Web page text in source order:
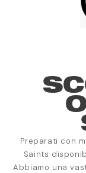
Preparati con
Saints
Abbiamo una